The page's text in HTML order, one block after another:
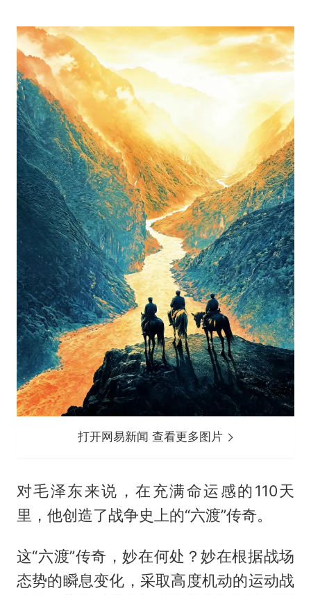
打开网易新闻 查看更多图片
对毛泽东来说，在充满命运感的110天
里，他创造了战争史上的“六渡”传奇。
这“六渡”传奇，妙在何处？妙在根据战场
态势的瞬息变化，采取高度机动的运动战